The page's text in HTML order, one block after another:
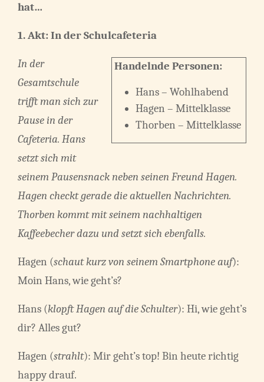
hat…
1. Akt: In der Schulcafeteria
Handelnde Personen:
Hans – Wohlhabend
Hagen – Mittelklasse
Thorben – Mittelklasse
In der
Gesamtschule
trifft man sich zur
Pause in der
Cafeteria. Hans
setzt sich mit
seinem Pausensnack neben seinen Freund Hagen.
Hagen checkt gerade die aktuellen Nachrichten.
Thorben kommt mit seinem nachhaltigen
Kaffeebecher dazu und setzt sich ebenfalls.
Hagen (schaut kurz von seinem Smartphone auf):
Moin Hans, wie geht’s?
Hans (klopft Hagen auf die Schulter): Hi, wie geht’s
dir? Alles gut?
Hagen (strahlt): Mir geht’s top! Bin heute richtig
happy drauf.